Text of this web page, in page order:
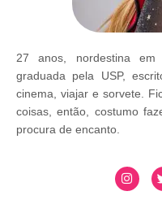
27 anos, nordestina em
graduada pela USP,
cinema, viajar e sorvete.
coisas, então, costumo
procura de encanto.